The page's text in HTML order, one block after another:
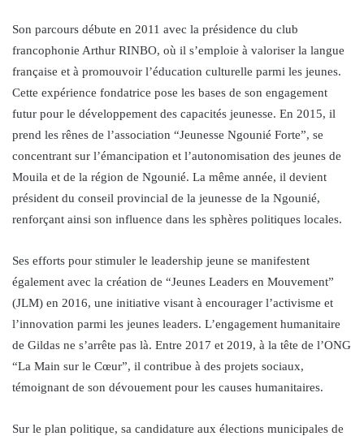
Son parcours débute en 2011 avec la présidence du club
francophonie Arthur RINBO, où il s’emploie à valoriser la langue
française et à promouvoir l’éducation culturelle parmi les jeunes.
Cette expérience fondatrice pose les bases de son engagement
futur pour le développement des capacités jeunesse. En 2015, il
prend les rênes de l’association “Jeunesse Ngounié Forte”, se
concentrant sur l’émancipation et l’autonomisation des jeunes de
Mouila et de la région de Ngounié. La même année, il devient
président du conseil provincial de la jeunesse de la Ngounié,
renforçant ainsi son influence dans les sphères politiques locales.
Ses efforts pour stimuler le leadership jeune se manifestent
également avec la création de “Jeunes Leaders en Mouvement”
(JLM) en 2016, une initiative visant à encourager l’activisme et
l’innovation parmi les jeunes leaders. L’engagement humanitaire
de Gildas ne s’arrête pas là. Entre 2017 et 2019, à la tête de l’ONG
“La Main sur le Cœur”, il contribue à des projets sociaux,
témoignant de son dévouement pour les causes humanitaires.
Sur le plan politique, sa candidature aux élections municipales de